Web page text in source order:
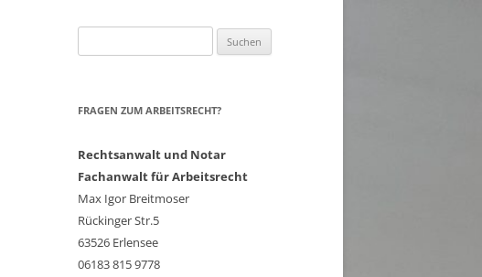
nach:
FRAGEN ZUM ARBEITSRECHT?
Rechtsanwalt und Notar
Fachanwalt für Arbeitsrecht
Max Igor Breitmoser
Rückinger Str.5
63526 Erlensee
06183 815 9778